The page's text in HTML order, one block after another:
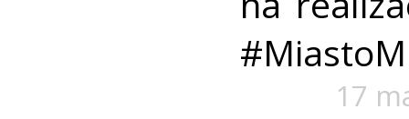
17